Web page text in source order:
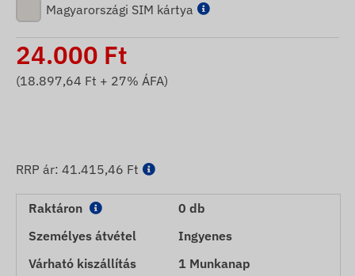
Magyarországi SIM kártya
24.000 Ft
(18.897,64 Ft + 27% ÁFA)
RRP ár: 41.415,46 Ft
Raktáron
0 db
Személyes átvétel
Ingyenes
Várható kiszállítás
1 Munkanap